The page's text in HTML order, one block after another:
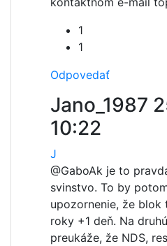
1
1
Odpovedať
Jano_1987
10:22
J
@GaboAk je to
svinstvo. To by
upozornenie, že blok
roky +1 deň. Na
preukáže, že NDS,